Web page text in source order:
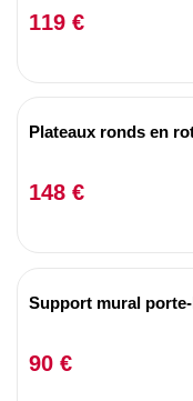
119 €
Plateaux ronds en
148 €
Support mural
90 €